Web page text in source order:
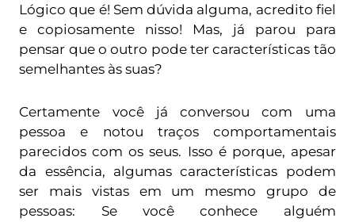
Lógico que é! Sem dúvida alguma, acredito fiel
e copiosamente nisso! Mas, já parou para
pensar que o outro pode ter características tão
semelhantes às suas?
Certamente você já conversou com uma
pessoa e notou traços comportamentais
parecidos com os seus. Isso é porque, apesar
da essência, algumas características podem
ser mais vistas em um mesmo grupo de
pessoas: Se você conhece alguém